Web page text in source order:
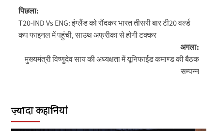
पोस्ट
नेविगेशन
पिछला:
T20-IND Vs ENG: इंग्लैंड को रौंदकर भारत तीसरी बार टी20 वर्ल्ड
कप फाइनल में पहुंची, साउथ अफ्रीका से होगी टक्कर
अगला:
मुख्यमंत्री विष्णुदेव साय की अध्यक्षता में यूनिफाईड कमाण्ड की बैठक
सम्पन्न
ज़्यादा कहानियां